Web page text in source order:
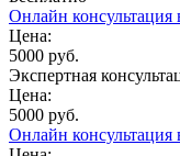
Онлайн консультация
Цена:
5000 руб.
Экспертная
Цена:
5000 руб.
Онлайн консультация